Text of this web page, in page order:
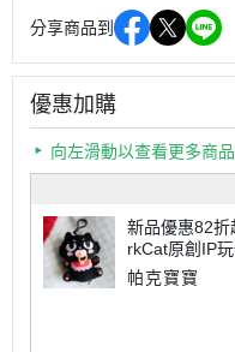
分享商品到
優惠加購
向左滑動以查看更多商品
新品優惠82
rkCat原創IP
帕克寶寶